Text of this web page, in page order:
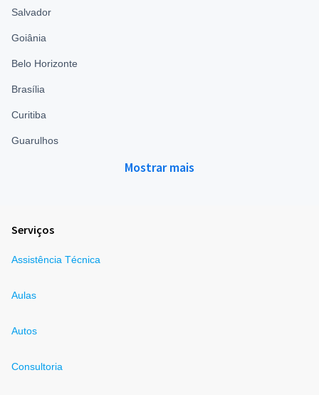
Salvador
Goiânia
Belo Horizonte
Brasília
Curitiba
Guarulhos
Mostrar mais
Serviços
Assistência Técnica
Aulas
Autos
Consultoria